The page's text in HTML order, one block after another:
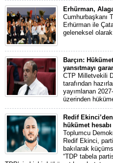
Erhürman,
Cumhurbaşkanı
Erhürman ile
geleneksel olarak
Barçın:
yansıtmayı
CTP Milletvekili
tarafından
yayımlanan
üzerinden
Redif
hükümet
Toplumcu
Redif Ekinci,
bakılarak
“TDP tabela